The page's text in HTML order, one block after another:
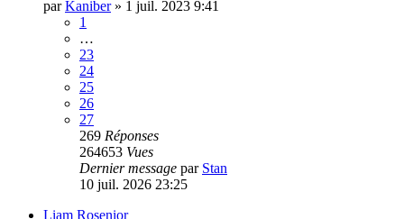
parKaniber» 1 juil. 2023 9:41
1
…
23
24
25
26
27
269 Réponses
264653 Vues
Dernier message par Stan
10 juil. 2026 23:25
Liam Rosenior